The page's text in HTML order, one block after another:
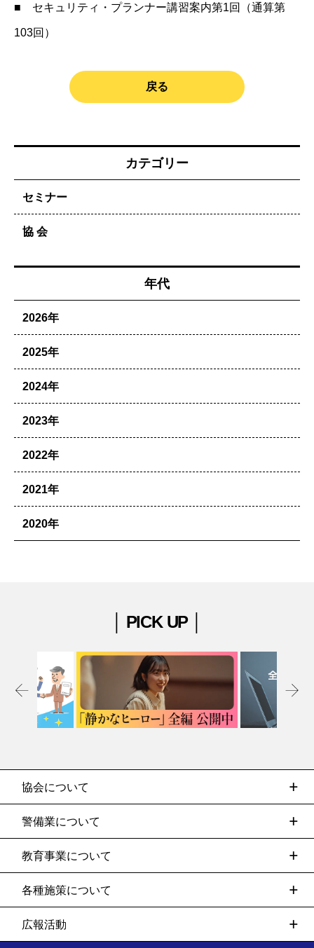
■ セキュリティ・プランナー講習案内第1回（通算第
103回）
戻る
カテゴリー
セミナー
協 会
年代
2026年
2025年
2024年
2023年
2022年
2021年
2020年
│ PICK UP │
協会について
警備業について
教育事業について
各種施策について
広報活動